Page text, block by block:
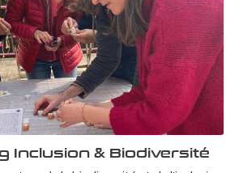
Inclusion & Biodiversité